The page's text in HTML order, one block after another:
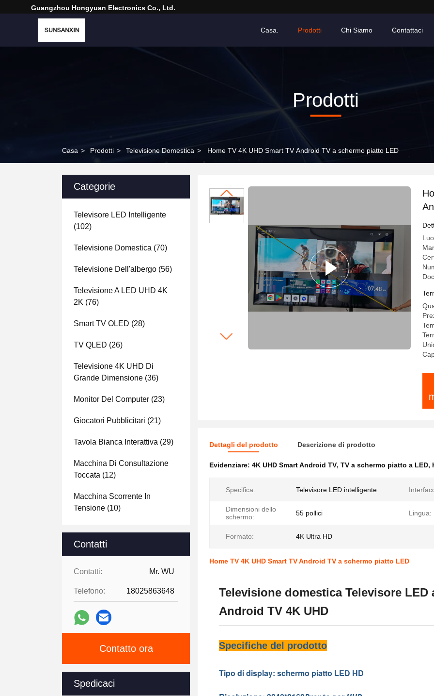
Guangzhou Hongyuan Electronics Co., Ltd.
Casa. Prodotti Chi Siamo Contattaci
Prodotti
Casa > Prodotti > Televisione Domestica > Home TV 4K UHD Smart TV Android TV a schermo piatto LED
Categorie
Televisore LED Intelligente
(102)
Televisione Domestica (70)
Televisione Dell'albergo (56)
Televisione A LED UHD 4K
2K (76)
Smart TV OLED (28)
TV QLED (26)
Televisione 4K UHD Di
Grande Dimensione (36)
Monitor Del Computer (23)
Giocatori Pubblicitari (21)
Tavola Bianca Interattiva (29)
Macchina Di Consultazione
Toccata (12)
Macchina Scorrente In
Tensione (10)
Contatti
Contatti: Mr. WU
Telefono: 18025863648
Contatto ora
Spedicaci
Dettagli del prodotto Descrizione di prodotto
Evidenziare: 4K UHD Smart Android TV, TV a schermo piatto a LED,
Specifica: Televisore LED intelligente
Dimensioni dello
schermo:
55 pollici Lingua:
Formato: 4K Ultra HD
Home TV 4K UHD Smart TV Android TV a schermo piatto LED
Televisione domestica Televisore
Android TV 4K UHD
Specifiche del prodotto
Tipo di display: schermo piatto LED HD